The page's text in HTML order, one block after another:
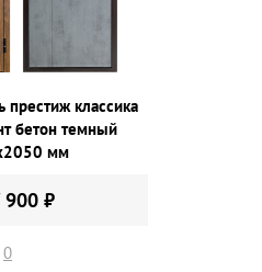
классика
бетон темный
мм
900 ₽
0